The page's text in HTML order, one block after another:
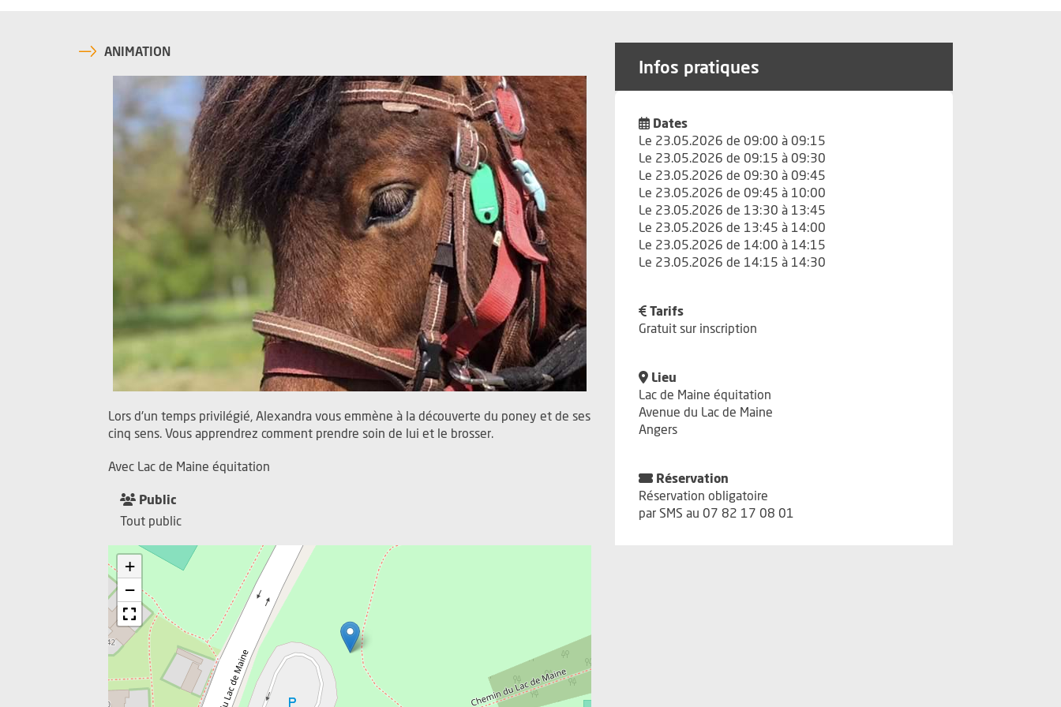
ANIMATION
Lors d'un temps privilégié, Alexandra vous emmène à la découverte du poney et de ses
cinq sens. Vous apprendrez comment prendre soin de lui et le brosser.
Avec Lac de Maine équitation
Public
Tout public
+
−
Infos pratiques
Dates
Le 23.05.2026 de 09:00 à 09:15
Le 23.05.2026 de 09:15 à 09:30
Le 23.05.2026 de 09:30 à 09:45
Le 23.05.2026 de 09:45 à 10:00
Le 23.05.2026 de 13:30 à 13:45
Le 23.05.2026 de 13:45 à 14:00
Le 23.05.2026 de 14:00 à 14:15
Le 23.05.2026 de 14:15 à 14:30
Tarifs
Gratuit sur inscription
Lieu
Lac de Maine équitation
Avenue du Lac de Maine
Angers
Réservation
Réservation obligatoire
par SMS au 07 82 17 08 01